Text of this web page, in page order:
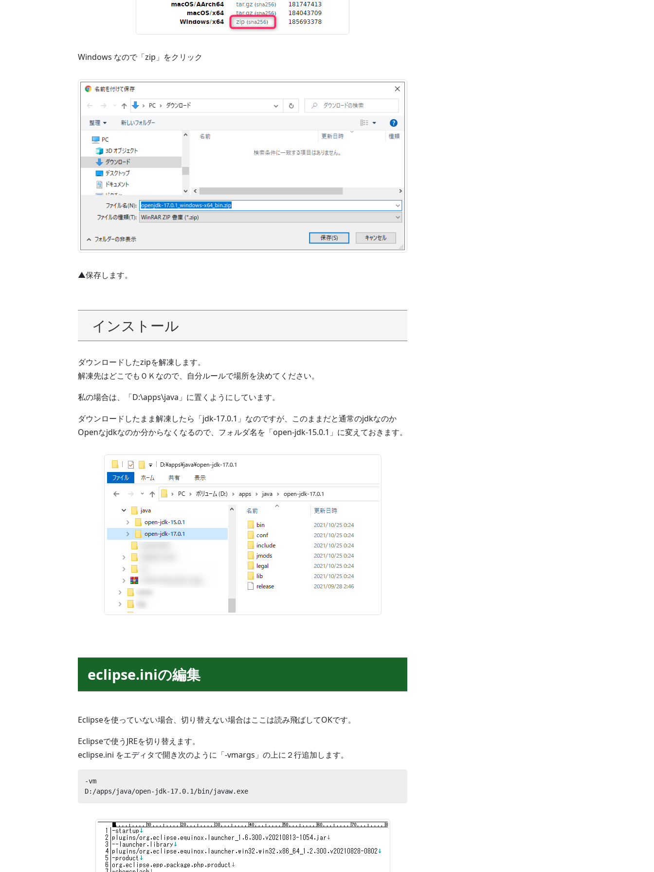
Windows なので「zip」をクリック
▲保存します。
インストール
ダウンロードしたzipを解凍します。
解凍先はどこでもＯＫなので、自分ルールで場所を決めてください。
私の場合は、「D:\apps\java」に置くようにしています。
ダウンロードしたまま解凍したら「jdk-17.0.1」なのですが、このままだと通常のjdkなのか
Openなjdkなのか分からなくなるので、フォルダ名を「open-jdk-15.0.1」に変えておきます。
eclipse.iniの編集
Eclipseを使っていない場合、切り替えない場合はここは読み飛ばしてOKです。
Eclipseで使うJREを切り替えます。
eclipse.ini をエディタで開き次のように「-vmargs」の上に２行追加します。
-vm
D:/apps/java/open-jdk-17.0.1/bin/javaw.exe